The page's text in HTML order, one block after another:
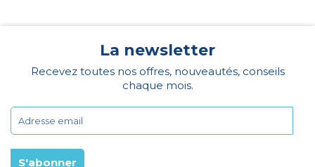
La newsletter
Recevez toutes nos offres, nouveautés, conseils
chaque mois.